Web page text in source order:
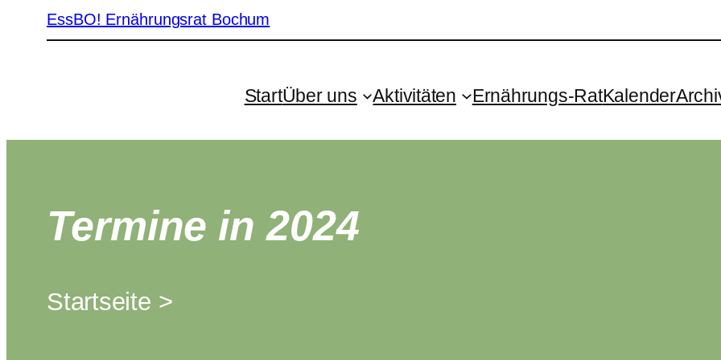
EssBO! Ernährungsrat Bochum
StartÜber uns Aktivitäten Ernährungs-RatKalender
Termine in 2024
Startseite >